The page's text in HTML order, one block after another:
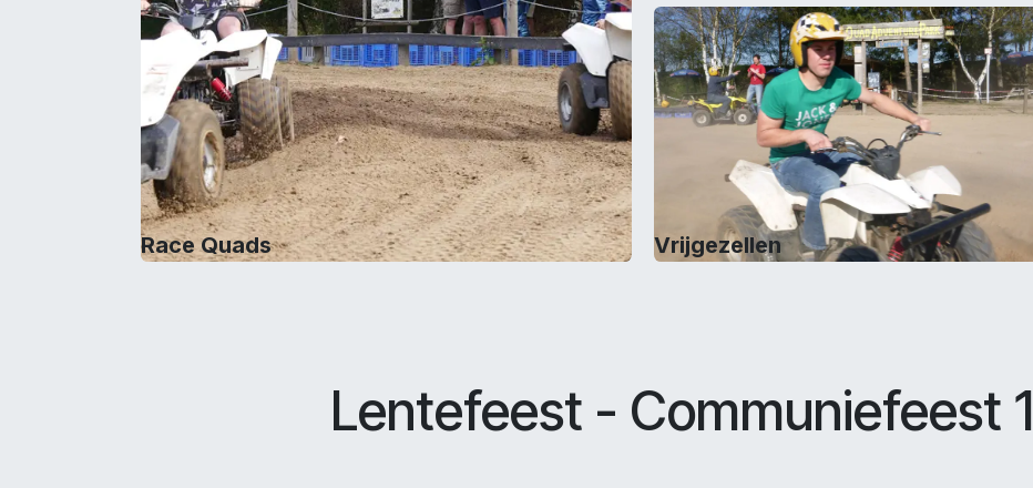
Race Quads Vrijgezellen
Lentefeest - Communiefeest